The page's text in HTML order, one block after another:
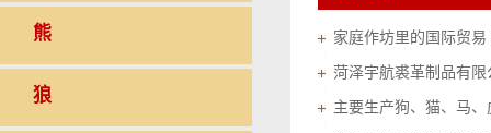
熊
狼
家庭作坊里的国际贸易
菏泽宇航裘革制品有